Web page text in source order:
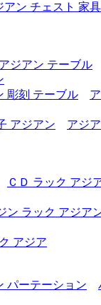
アン チェスト 家
アジアン テーブル
彫刻 テーブル
アジアン
アジ
ＣＤ ラック アジ
ン ラック アジア
アジア
パーテーション